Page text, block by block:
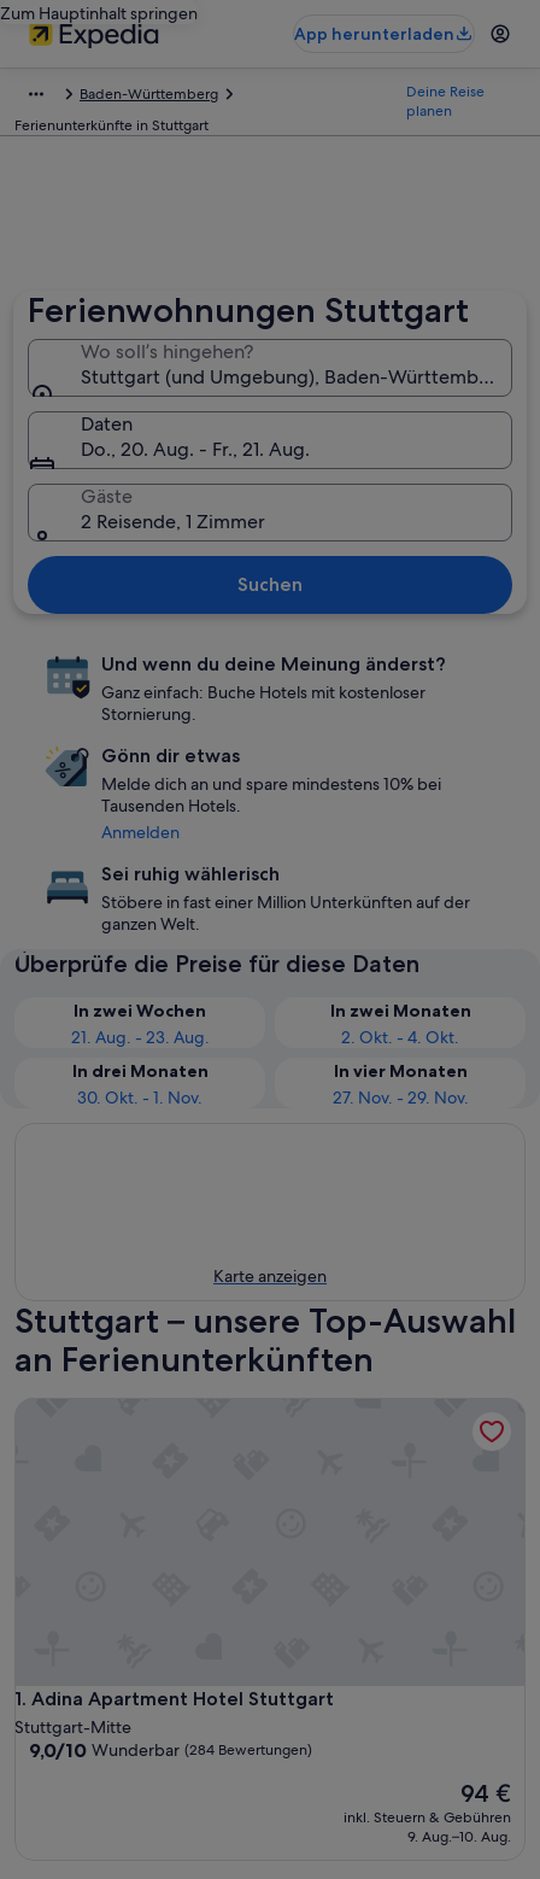
Zum Hauptinhalt springen
App herunterladen
Baden-Württemberg
Ferienunterkünfte in Stuttgart
Deine Reise
planen
Ferienwohnungen Stuttgart
Wo soll’s hingehen?
Stuttgart (und Umgebung), Baden-Württemberg,
Daten
Do., 20. Aug. - Fr., 21. Aug.
Gäste
2 Reisende, 1 Zimmer
Suchen
Und wenn du deine Meinung änderst?
Ganz einfach: Buche Hotels mit kostenloser
Stornierung.
Gönn dir etwas
Melde dich an und spare mindestens 10% bei
Tausenden Hotels.
Anmelden
Sei ruhig wählerisch
Stöbere in fast einer Million Unterkünften auf der
ganzen Welt.
Überprüfe die Preise für diese Daten
In zwei Wochen
21. Aug. - 23. Aug.
In zwei Monaten
2. Okt. - 4. Okt.
In drei Monaten
30. Okt. - 1. Nov.
In vier Monaten
27. Nov. - 29. Nov.
Karte anzeigen
Stuttgart – unsere Top-Auswahl
an Ferienunterkünften
1. Adina Apartment Hotel Stuttgart
Adina Apartment Hotel Stuttgart
Stuttgart-Mitte
9.0
9,0/10 Wunderbar (284 Bewertungen)
Der
Preis
beträgt
94 €
inkl. Steuern & Gebühren
9. Aug.–10. Aug.